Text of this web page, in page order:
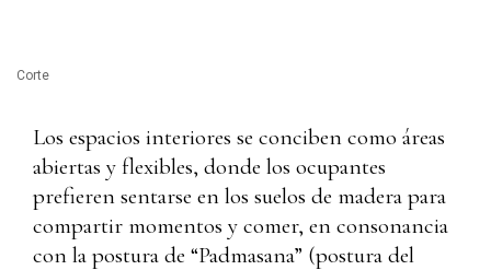
Corte
Los espacios interiores se conciben como áreas
abiertas y flexibles, donde los ocupantes
prefieren sentarse en los suelos de madera para
compartir momentos y comer, en consonancia
con la postura de “Padmasana” (postura del